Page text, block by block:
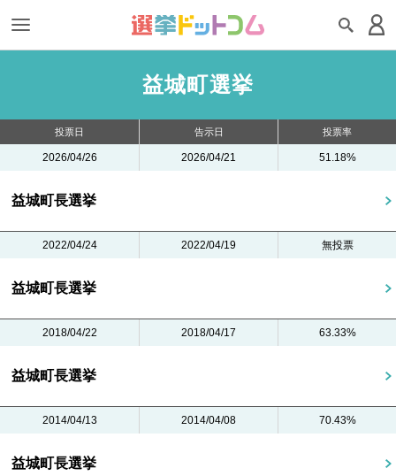
益城町選挙
投票日 告示日 投票率
2026/04/26 2026/04/21 51.18%
益城町長選挙
2022/04/24 2022/04/19 無投票
益城町長選挙
2018/04/22 2018/04/17 63.33%
益城町長選挙
2014/04/13 2014/04/08 70.43%
益城町長選挙